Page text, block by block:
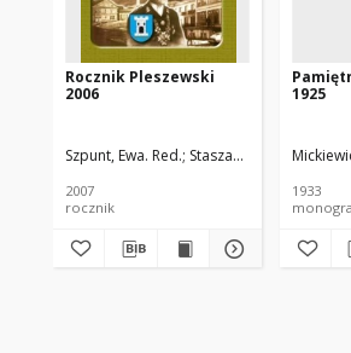
Rocznik Pleszewski
2006
Szpunt, Ewa. Red. Staszak, Adam. Red.
2007
rocznik
1925
1933